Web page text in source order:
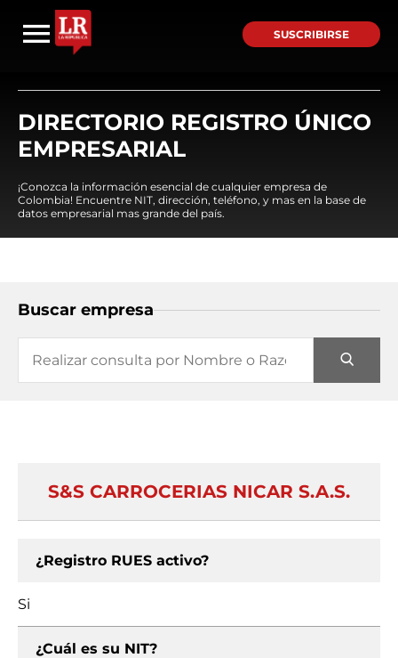
SUSCRIBIRSE
DIRECTORIO REGISTRO ÚNICO
EMPRESARIAL
¡Conozca la información esencial de cualquier empresa de
Colombia! Encuentre NIT, dirección, teléfono, y mas en la base de
datos empresarial mas grande del país.
Buscar empresa
S&S CARROCERIAS NICAR S.A.S.
¿Registro RUES activo?
Si
¿Cuál es su NIT?